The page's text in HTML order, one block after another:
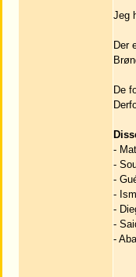
Jeg
Der
De
-
-
-
-
-
-
-